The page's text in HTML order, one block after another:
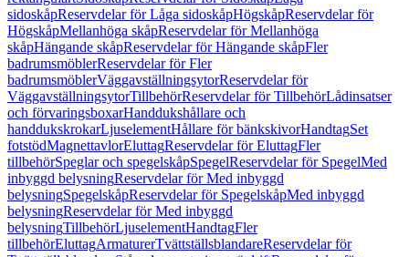
sidoskåpReservdelar för Låga sidoskåpHögskåpReservdelar för
HögskåpMellanhöga skåpReservdelar för Mellanhöga
skåpHängande skåpReservdelar för Hängande skåpFler
badrumsmöblerReservdelar för Fler
badrumsmöblerVäggavställningsytorReservdelar för
VäggavställningsytorTillbehörReservdelar för TillbehörLådinsatser
och förvaringsboxarHanddukshållare och
handdukskrokarLjuselementHållare för bänkskivorHandtagSet
fotstödMagnettavlorEluttagReservdelar för EluttagFler
tillbehörSpeglar och spegelskåpSpegelReservdelar för SpegelMed
inbyggd belysningReservdelar för Med inbyggd
belysningSpegelskåpReservdelar för SpegelskåpMed inbyggd
belysningReservdelar för Med inbyggd
belysningTillbehörLjuselementHandtagFler
tillbehörEluttagArmaturerTvättställsblandareReservdelar för